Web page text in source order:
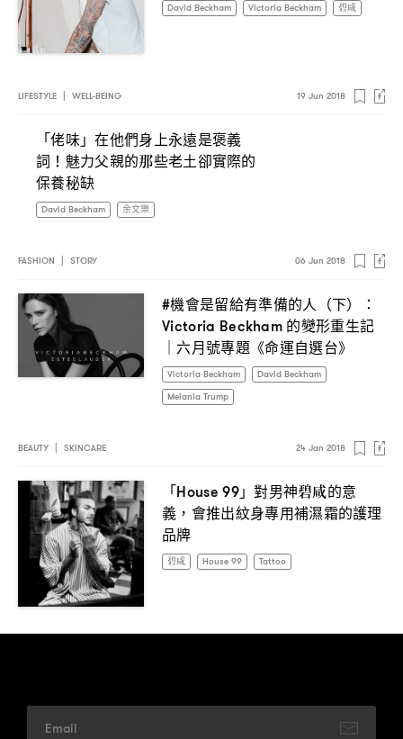
David Beckham Victoria Beckham 碧咸
LIFESTYLE WELL-BEING 19 Jun 2018
「佬味」在他們身上永遠是褒義
詞 ！ 魅力父親的那些老土卻實際的
保養秘缺
David Beckham 余文樂
FASHION STORY 06 Jun 2018
#機會是留給有準備的人 （下）：
Victoria Beckham 的變形重生記
六月號專題《命運自選台》
Victoria Beckham
David Beckham
Melania Trump
BEAUTY SKINCARE 24 Jan 2018
「House 99」對男神碧咸的意
義 ， 會推出紋身專用補濕霜的護理
品牌
碧咸 House 99 Tattoo